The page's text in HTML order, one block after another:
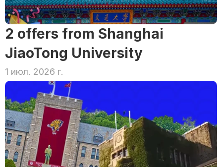
2 offers from Shanghai
JiaoTong University
1 июл. 2026 г.